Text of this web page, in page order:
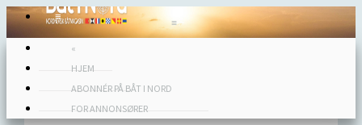
≡ ≡
«
HJEM
ABONNÉR PÅ BÅT I NORD
FOR ANNONSØRER